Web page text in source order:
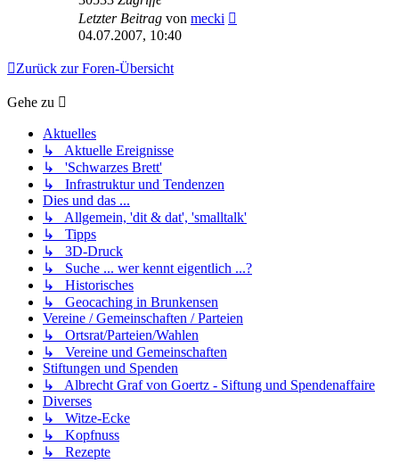
Letzter Beitrag von mecki
04.07.2007, 10:40
Zurück zur Foren-Übersicht
Gehe zu
Aktuelles
↳ Aktuelle Ereignisse
↳ 'Schwarzes Brett'
↳ Infrastruktur und Tendenzen
Dies und das ...
↳ Allgemein, 'dit & dat', 'smalltalk'
↳ Tipps
↳ 3D-Druck
↳ Suche ... wer kennt eigentlich ...?
↳ Historisches
↳ Geocaching in Brunkensen
Vereine / Gemeinschaften / Parteien
↳ Ortsrat/Parteien/Wahlen
↳ Vereine und Gemeinschaften
Stiftungen und Spenden
↳ Albrecht Graf von Goertz - Siftung und Spendenaffaire
Diverses
↳ Witze-Ecke
↳ Kopfnuss
↳ Rezepte